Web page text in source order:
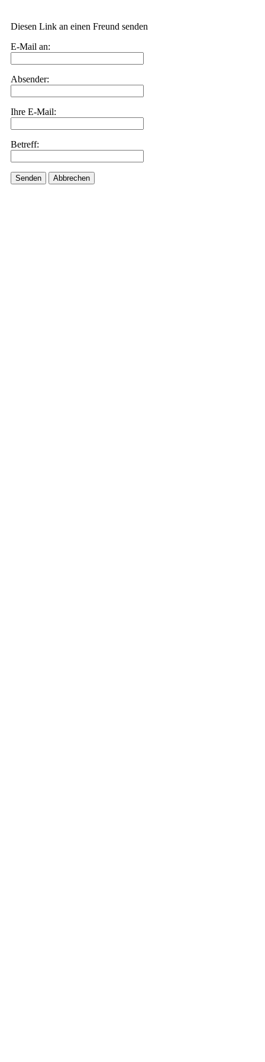
Diesen Link an einen Freund senden
E-Mail an:
Absender:
Ihre E-Mail:
Betreff:
Senden Abbrechen